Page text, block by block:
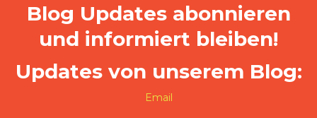
Blog Updates abonnieren
und informiert bleiben!
Updates von unserem Blog:
Email